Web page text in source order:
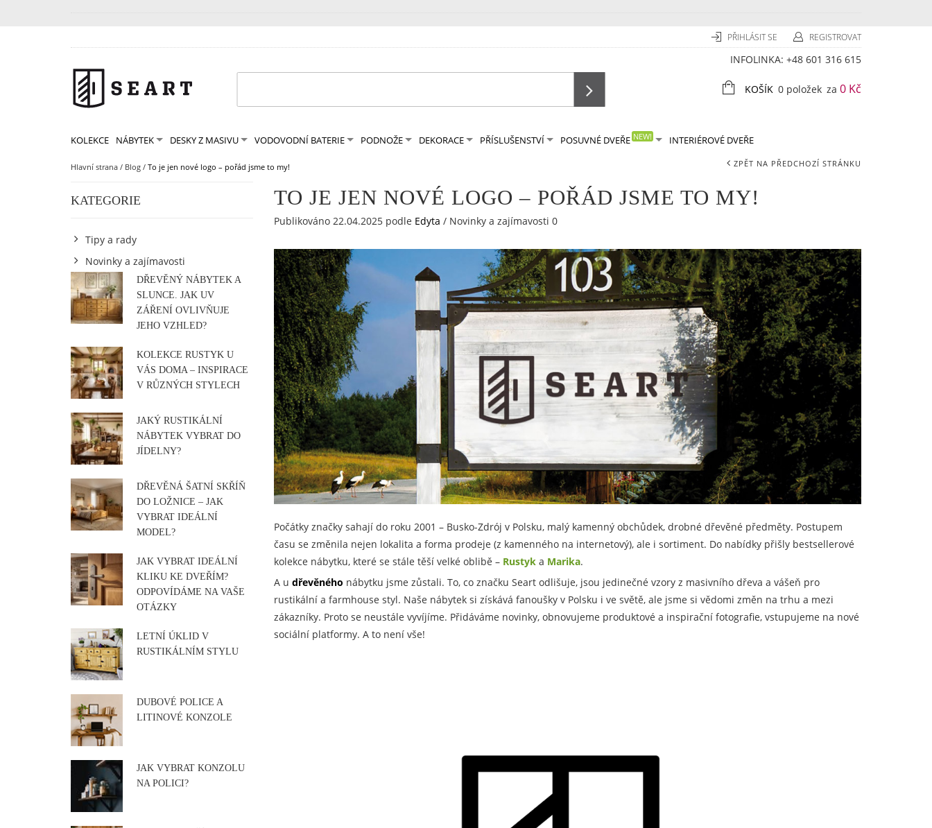
PŘIHLÁSIT SE REGISTROVAT
INFOLINKA: +48 601 316 615
KOŠÍK 0 položek za 0 Kč
KOLEKCE NÁBYTEK DESKY Z MASIVU VODOVODNÍ BATERIE PODNOŽE DEKORACE PŘÍSLUŠENSTVÍ POSUVNÉ DVEŘE NEW! INTERIÉROVÉ DVEŘE
Hlavní strana / Blog / To je jen nové logo – pořád jsme to my! ZPĚT NA PŘEDCHOZÍ STRÁNKU
TO JE JEN NOVÉ LOGO – POŘÁD JSME TO MY!
Publikováno 22.04.2025 podle Edyta / Novinky a zajímavosti 0
Počátky značky sahají do roku 2001 – Busko-Zdrój v Polsku, malý kamenný obchůdek, drobné dřevěné předměty. Postupem
času se změnila nejen lokalita a forma prodeje (z kamenného na internetový), ale i sortiment. Do nabídky přišly bestsellerové
kolekce nábytku, které se stále těší velké oblibě – Rustyka Marika.
A u dřevěného nábytku jsme zůstali. To, co značku Seart odlišuje, jsou jedinečné vzory z masivního dřeva a vášeň pro
rustikální a farmhouse styl. Naše nábytek si získává fanoušky v Polsku i ve světě, ale jsme si vědomi změn na trhu a mezi
zákazníky. Proto se neustále vyvíjíme. Přidáváme novinky, obnovujeme produktové a inspirační fotografie, vstupujeme na nové
sociální platformy. A to není vše!
KATEGORIE
Tipy a rady
Novinky a zajímavosti
DŘEVĚNÝ NÁBYTEK A
SLUNCE. JAK UV
ZÁŘENÍ OVLIVŇUJE
JEHO VZHLED?
KOLEKCE RUSTYK U
VÁS DOMA – INSPIRACE
V RŮZNÝCH STYLECH
JAKÝ RUSTIKÁLNÍ
NÁBYTEK VYBRAT DO
JÍDELNY?
DŘEVĚNÁ ŠATNÍ SKŘÍŇ
DO LOŽNICE – JAK
VYBRAT IDEÁLNÍ
MODEL?
JAK VYBRAT IDEÁLNÍ
KLIKU KE DVEŘÍM?
ODPOVÍDÁME NA VAŠE
OTÁZKY
LETNÍ ÚKLID V
RUSTIKÁLNÍM STYLU
DUBOVÉ POLICE A
LITINOVÉ KONZOLE
JAK VYBRAT KONZOLU
NA POLICI?